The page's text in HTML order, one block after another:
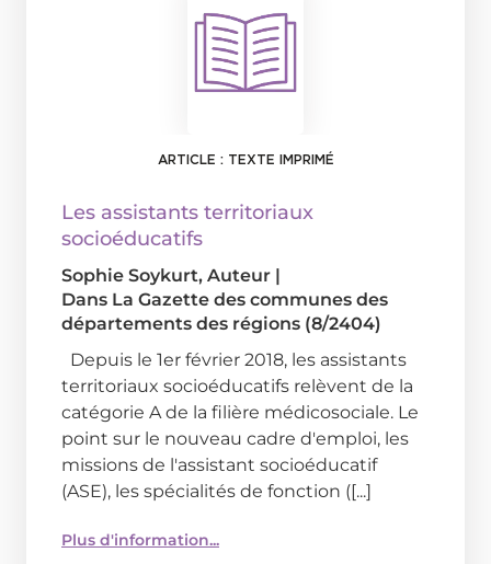
ARTICLE : TEXTE IMPRIMÉ
Les assistants territoriaux
socioéducatifs
Sophie Soykurt, Auteur |
Dans La Gazette des communes des
départements des régions (8/2404)
Depuis le 1er février 2018, les assistants
territoriaux socioéducatifs relèvent de la
catégorie A de la filière médicosociale. Le
point sur le nouveau cadre d'emploi, les
missions de l'assistant socioéducatif
(ASE), les spécialités de fonction ([...]
Plus d'information...